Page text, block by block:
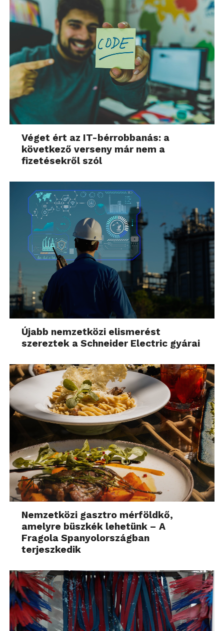
Véget ért az IT-bérrobbanás: a
következő verseny már nem a
fizetésekről szól
Újabb nemzetközi elismerést
szereztek a Schneider Electric gyárai
Nemzetközi gasztro mérföldkő,
amelyre büszkék lehetünk – A
Fragola Spanyolországban
terjeszkedik